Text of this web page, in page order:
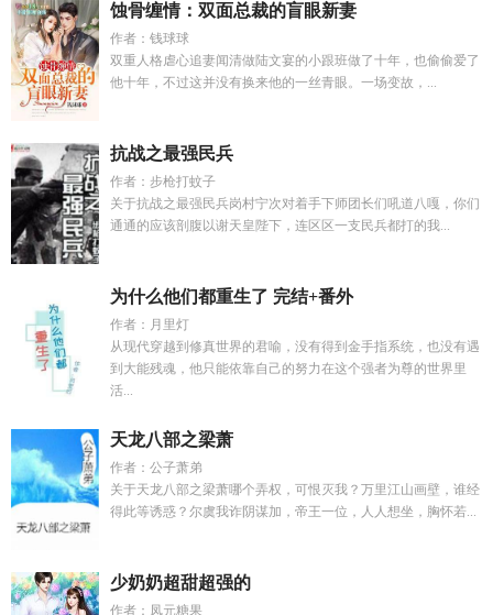
蚀骨缠情：双面总裁的盲眼新妻
作者：钱球球
双重人格虐心追妻闻清做陆文宴的小跟班做了十年，也偷偷爱了
他十年，不过这并没有换来他的一丝青眼。一场变故，...
抗战之最强民兵
作者：步枪打蚊子
关于抗战之最强民兵岗村宁次对着手下师团长们吼道八嘎，你们
通通的应该剖腹以谢天皇陛下，连区区一支民兵都打的我...
为什么他们都重生了 完结+番外
作者：月里灯
从现代穿越到修真世界的君喻，没有得到金手指系统，也没有遇
到大能残魂，他只能依靠自己的努力在这个强者为尊的世界里
活...
天龙八部之梁萧
作者：公子萧弟
关于天龙八部之梁萧哪个弄权，可恨灭我？万里江山画壁，谁经
得此等诱惑？尔虞我诈阴谋加，帝王一位，人人想坐，胸怀若...
少奶奶超甜超强的
作者：凤元糖果